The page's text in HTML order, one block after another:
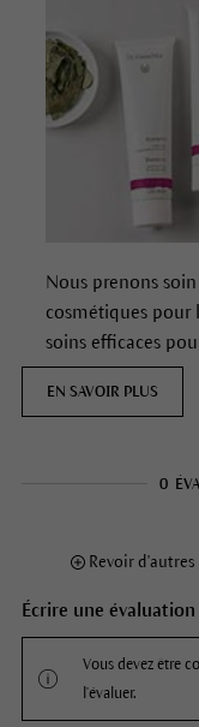
Nous prenons
cosmétiques pour
soins efficaces
EN SAVOIR PLUS
0
Revoir d'autres
Écrire une évaluation
Vous devez être
l'évaluer.